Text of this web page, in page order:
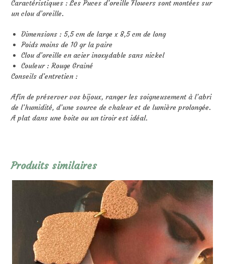
Caractéristiques : Les Puces d’oreille Flowers sont montées sur
un clou d’oreille.
Dimensions : 5,5 cm de large x 8,5 cm de long
Poids moins de 10 gr la paire
Clou d’oreille en acier inoxydable sans nickel
Couleur : Rouge Grainé
Conseils d’entretien :
Afin de préserver vos bijoux, ranger les soigneusement à l’abri
de l’humidité, d’une source de chaleur et de lumière prolongée.
A plat dans une boite ou un tiroir est idéal.
Produits similaires